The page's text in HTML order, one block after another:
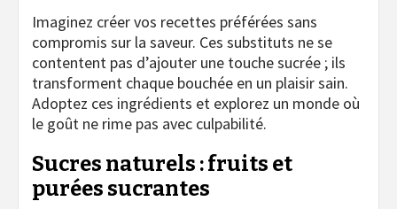
Imaginez créer vos recettes préférées sans
compromis sur la saveur. Ces substituts ne se
contentent pas d’ajouter une touche sucrée ; ils
transforment chaque bouchée en un plaisir sain.
Adoptez ces ingrédients et explorez un monde où
le goût ne rime pas avec culpabilité.
Sucres naturels : fruits et
purées sucrantes